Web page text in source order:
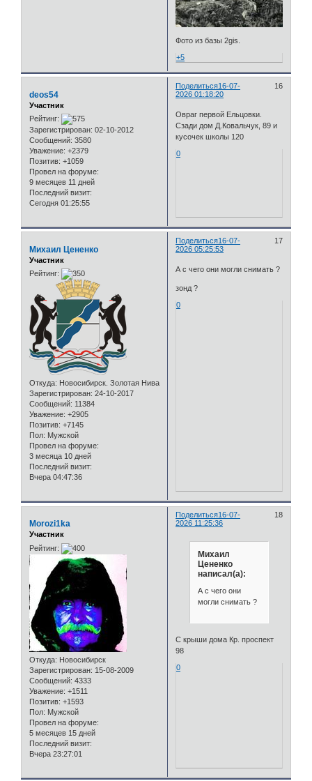
Фото из базы 2gis.
+5
Поделиться 16
16-07-
2026 01:18:20
deos54
Участник
Рейтинг:
Зарегистрирован: 02-10-2012
Сообщений: 3580
Уважение: +2379
Позитив: +1059
Провел на форуме:
9 месяцев 11 дней
Последний визит:
Сегодня 01:25:55
Овраг первой Ельцовки.
Сзади дом Д.Ковальчук, 89 и
кусочек школы 120
0
Поделиться 17
16-07-
2026 05:25:53
Михаил Цененко
Участник
Рейтинг:
Откуда: Новосибирск. Золотая Нива
Зарегистрирован: 24-10-2017
Сообщений: 11384
Уважение: +2905
Позитив: +7145
Пол: Мужской
Провел на форуме:
3 месяца 10 дней
Последний визит:
Вчера 04:47:36
А с чего они могли снимать ?
зонд ?
0
Поделиться 18
16-07-
2026 11:25:36
Morozi1ka
Участник
Рейтинг:
Откуда: Новосибирск
Зарегистрирован: 15-08-2009
Сообщений: 4333
Уважение: +1511
Позитив: +1593
Пол: Мужской
Провел на форуме:
5 месяцев 15 дней
Последний визит:
Вчера 23:27:01
Михаил
Цененко
написал(а):
А с чего они
могли снимать ?
С крыши дома Кр. проспект
98
0